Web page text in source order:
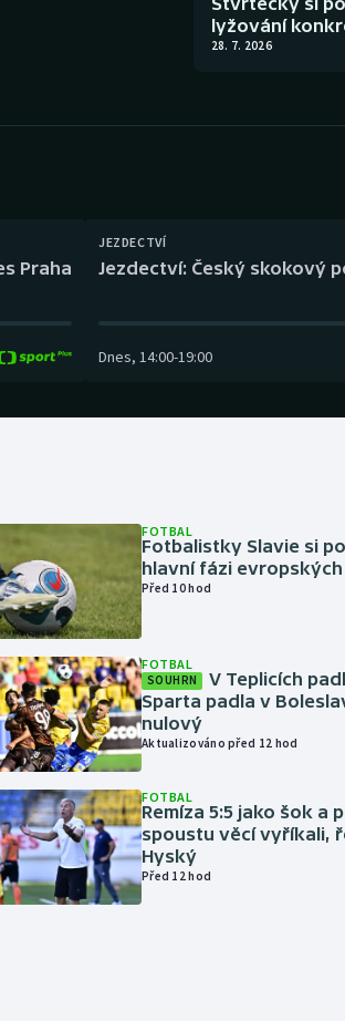
lyžování
28. 7. 2026
Praha
JEZDECTVÍ
Jezdectví: Český skokový
Dnes, 14:00-19:00
FOTBAL
Fotbalistky Slavie si
hlavní fázi
Před 10 hod
FOTBAL
SOUHRN
V Teplicích
Sparta padla v
nulový
Aktualizováno před 12 hod
FOTBAL
Remíza 5:5 jako šok a
spoustu věcí vyříkali,
Hyský
Před 12 hod